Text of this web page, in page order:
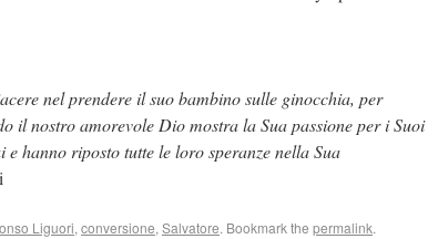
nel prendere il suo bambino sulle ginocchia, per
il nostro amorevole Dio mostra la Sua passione per i Suoi
hanno riposto tutte le loro speranze nella Sua
Liguori, conversione, Salvatore. Bookmark the permalink.